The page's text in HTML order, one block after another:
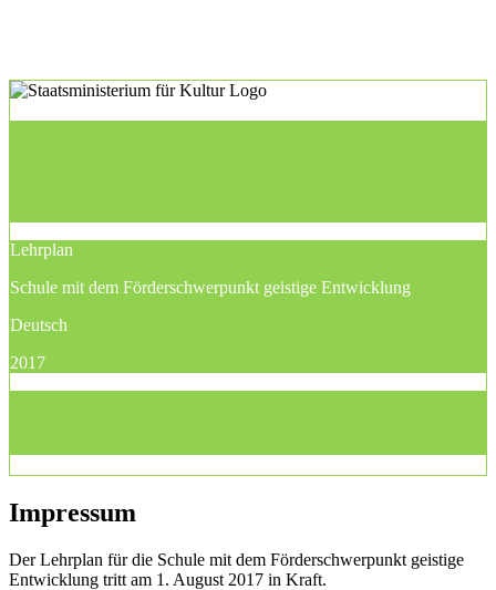
Lehrplan
Schule mit dem Förderschwerpunkt geistige Entwicklung
Deutsch
2017
Impressum
Der Lehrplan für die Schule mit dem Förderschwerpunkt geistige
Entwicklung tritt am 1. August 2017 in Kraft.